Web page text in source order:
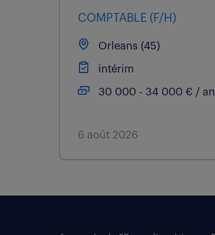
COMPTABLE (F/H)
Orleans (45)
intérim
30 000 - 34 000 € / an
6 août 2026